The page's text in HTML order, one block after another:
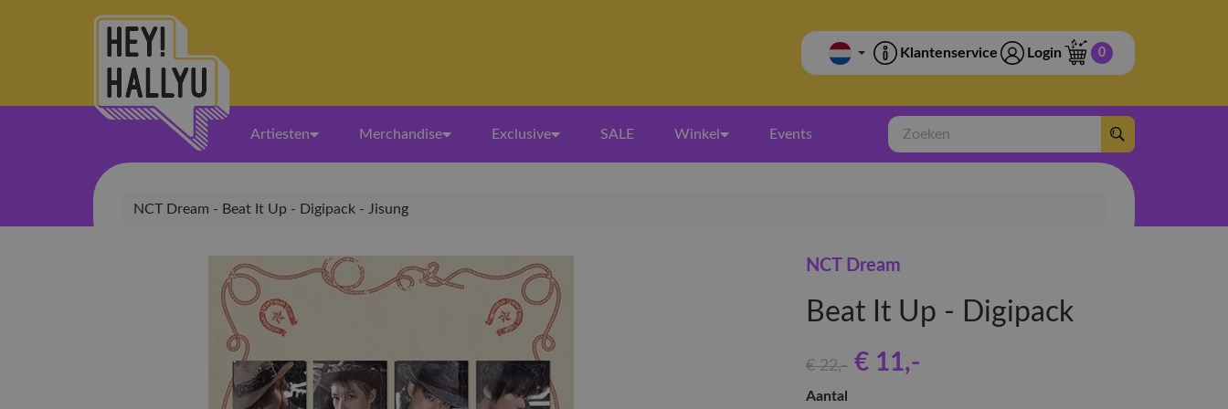
Klantenservice Login 0
Artiesten Merchandise Exclusive SALE Winkel Events
Zoeken
NCT Dream - Beat It Up - Digipack - Jisung
NCT Dream
Beat It Up - Digipack
€ 22,- € 11,-
Aantal